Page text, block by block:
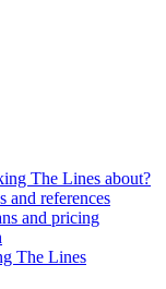
The Lines about?
and references
and pricing
The Lines